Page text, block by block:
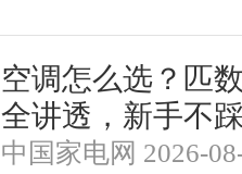
空调怎么选？匹
全讲透，新手不
中国家电网 2026-